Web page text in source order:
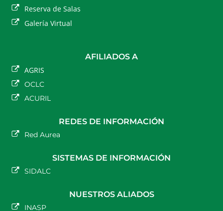
Reserva de Salas
Galería Virtual
AFILIADOS A
AGRIS
OCLC
ACURIL
REDES DE INFORMACIÓN
Red Aurea
SISTEMAS DE INFORMACIÓN
SIDALC
NUESTROS ALIADOS
INASP